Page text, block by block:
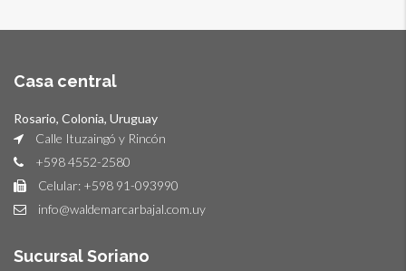
Casa central
Rosario, Colonia, Uruguay
Calle Ituzaingó y Rincón
+598 4552-2580
Celular: +598 91-093990
info@waldemarcarbajal.com.uy
Sucursal Soriano